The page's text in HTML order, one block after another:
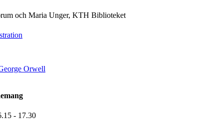
och Maria Unger, KTH Biblioteket
Orwell
- 17.30